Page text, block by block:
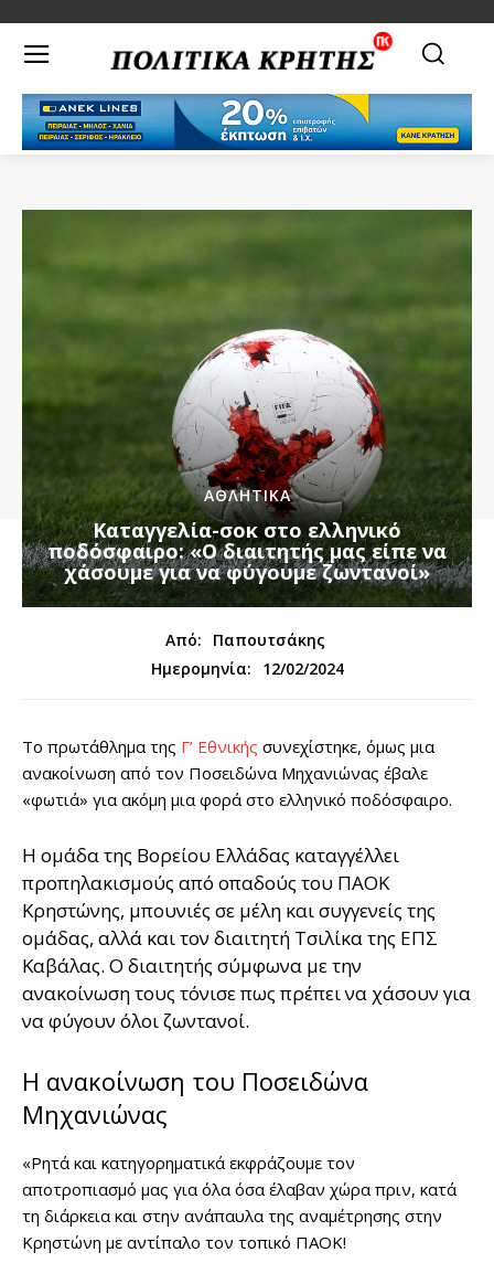
ΑΘΛΗΤΙΚΑ
Kαταγγελία-σοκ στο ελληνικό
ποδόσφαιρο: «Ο διαιτητής μας είπε να
χάσουμε για να φύγουμε ζωντανοί»
Από:
Παπουτσάκης
Ημερομηνία:
12/02/2024
Το πρωτάθλημα της Γ’ Εθνικής συνεχίστηκε, όμως μια
ανακοίνωση από τον Ποσειδώνα Μηχανιώνας έβαλε
«φωτιά» για ακόμη μια φορά στο ελληνικό ποδόσφαιρο.
Η ομάδα της Βορείου Ελλάδας καταγγέλλει
προπηλακισμούς από οπαδούς του ΠΑΟΚ
Κρηστώνης, μπουνιές σε μέλη και συγγενείς της
ομάδας, αλλά και τον διαιτητή Τσιλίκα της ΕΠΣ
Καβάλας. Ο διαιτητής σύμφωνα με την
ανακοίνωση τους τόνισε πως πρέπει να χάσουν για
να φύγουν όλοι ζωντανοί.
Η ανακοίνωση του Ποσειδώνα
Μηχανιώνας
«Ρητά και κατηγορηματικά εκφράζουμε τον
αποτροπιασμό μας για όλα όσα έλαβαν χώρα πριν, κατά
τη διάρκεια και στην ανάπαυλα της αναμέτρησης στην
Κρηστώνη με αντίπαλο τον τοπικό ΠΑΟΚ!